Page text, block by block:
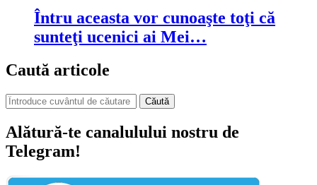
Întru aceasta vor cunoaşte toţi că
sunteţi ucenici ai Mei…
Caută articole
Căută
Alătură-te canalulului nostru de
Telegram!